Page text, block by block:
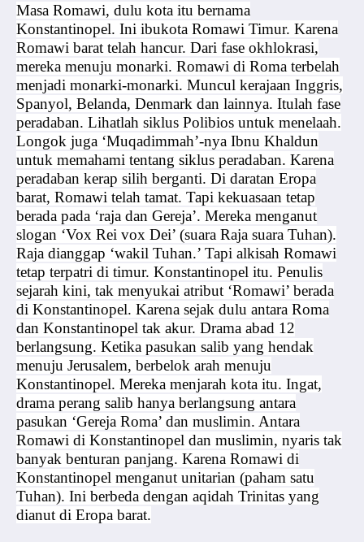
Masa Romawi, dulu kota itu bernama
Konstantinopel. Ini ibukota Romawi Timur. Karena
Romawi barat telah hancur. Dari fase okhlokrasi,
mereka menuju monarki. Romawi di Roma terbelah
menjadi monarki-monarki. Muncul kerajaan Inggris,
Spanyol, Belanda, Denmark dan lainnya. Itulah fase
peradaban. Lihatlah siklus Polibios untuk menelaah.
Longok juga ‘Muqadimmah’-nya Ibnu Khaldun
untuk memahami tentang siklus peradaban. Karena
peradaban kerap silih berganti. Di daratan Eropa
barat, Romawi telah tamat. Tapi kekuasaan tetap
berada pada ‘raja dan Gereja’. Mereka menganut
slogan ‘Vox Rei vox Dei’ (suara Raja suara Tuhan).
Raja dianggap ‘wakil Tuhan.’ Tapi alkisah Romawi
tetap terpatri di timur. Konstantinopel itu. Penulis
sejarah kini, tak menyukai atribut ‘Romawi’ berada
di Konstantinopel. Karena sejak dulu antara Roma
dan Konstantinopel tak akur. Drama abad 12
berlangsung. Ketika pasukan salib yang hendak
menuju Jerusalem, berbelok arah menuju
Konstantinopel. Mereka menjarah kota itu. Ingat,
drama perang salib hanya berlangsung antara
pasukan ‘Gereja Roma’ dan muslimin. Antara
Romawi di Konstantinopel dan muslimin, nyaris tak
banyak benturan panjang. Karena Romawi di
Konstantinopel menganut unitarian (paham satu
Tuhan). Ini berbeda dengan aqidah Trinitas yang
dianut di Eropa barat.